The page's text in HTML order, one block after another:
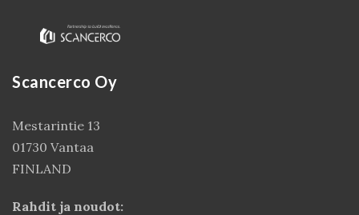
Scancerco Oy
Mestarintie 13
01730 Vantaa
FINLAND
Rahdit ja noudot: